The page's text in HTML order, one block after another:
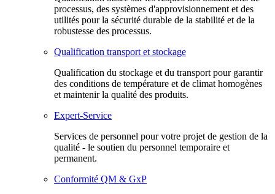
processus, des systèmes d'approvisionnement et des
utilités pour la sécurité durable de la stabilité et de la
robustesse des processus.
Qualification transport et stockage
Qualification du stockage et du transport pour garantir
des conditions de température et de climat homogènes
et maintenir la qualité des produits.
Expert-Service
Services de personnel pour votre projet de gestion de la
qualité - le soutien du personnel temporaire et
permanent.
Conformité QM & GxP